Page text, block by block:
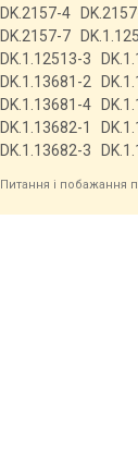
DK.2157-4
DK.2157-7
DK.1.12513-3
DK.1.13681-2
DK.1.13681-4
DK.1.13682-1
DK.1.13682-3
Питання і побажання